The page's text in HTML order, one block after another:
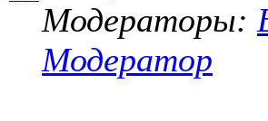
Модераторы:
Модератор